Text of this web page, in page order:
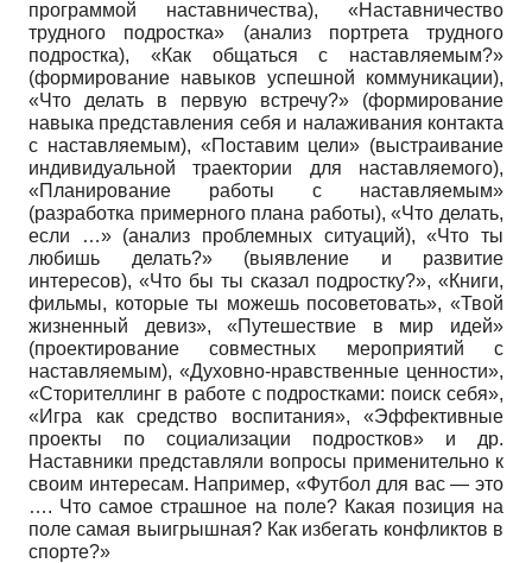
программой наставничества), «Наставничество
трудного подростка» (анализ портрета трудного
подростка), «Как общаться с наставляемым?»
(формирование навыков успешной коммуникации),
«Что делать в первую встречу?» (формирование
навыка представления себя и налаживания контакта
с наставляемым), «Поставим цели» (выстраивание
индивидуальной траектории для наставляемого),
«Планирование работы с наставляемым»
(разработка примерного плана работы), «Что делать,
если …» (анализ проблемных ситуаций), «Что ты
любишь делать?» (выявление и развитие
интересов), «Что бы ты сказал подростку?», «Книги,
фильмы, которые ты можешь посоветовать», «Твой
жизненный девиз», «Путешествие в мир идей»
(проектирование совместных мероприятий с
наставляемым), «Духовно-нравственные ценности»,
«Сторителлинг в работе с подростками: поиск себя»,
«Игра как средство воспитания», «Эффективные
проекты по социализации подростков» и др.
Наставники представляли вопросы применительно к
своим интересам. Например, «Футбол для вас — это
…. Что самое страшное на поле? Какая позиция на
поле самая выигрышная? Как избегать конфликтов в
спорте?»